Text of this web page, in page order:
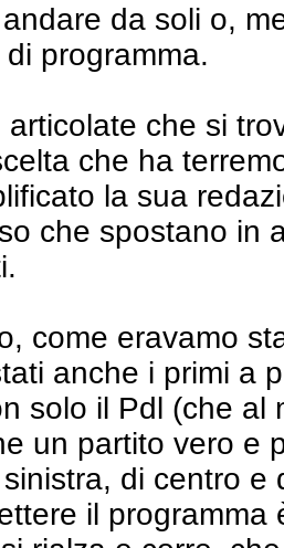
da soli o,
di programma.
articolate che si
che ha
la sua
che spostano in
come eravamo
anche i primi a
solo il Pdl (che al
un partito vero e
di centro
il